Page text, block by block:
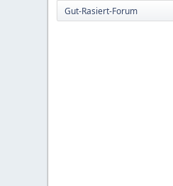
Gut-Rasiert-Forum